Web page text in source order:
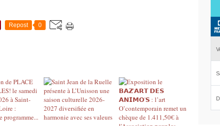
Repost 0